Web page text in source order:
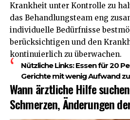
Krankheit unter Kontrolle zu
das Behandlungsteam eng
individuelle Bedürfnisse
berücksichtigen und den
kontinuierlich zu überwachen.
Nützliche Links:Essen für 20
Gerichte mit wenig Aufwand
Wann ärztliche Hilfe
Schmerzen, Änderungen